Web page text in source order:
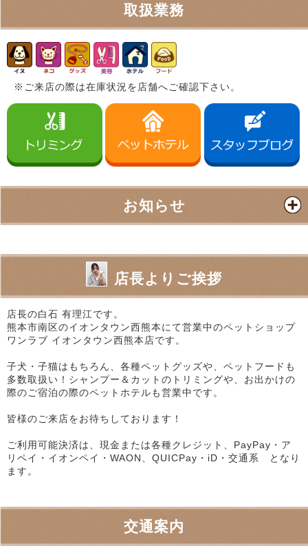
取扱業務
※ご来店の際は在庫状況を店舗へご確認下さい。
お知らせ
店長よりご挨拶
店長の白石 有理江です。
熊本市南区のイオンタウン西熊本にて営業中のペットショップ
ワンラブ イオンタウン西熊本店です。
子犬・子猫はもちろん、各種ペットグッズや、ペットフードも
多数取扱い！シャンプー＆カットのトリミングや、お出かけの
際のご宿泊の際のペットホテルも営業中です。
皆様のご来店をお待ちしております！
ご利用可能決済は、現金または各種クレジット、PayPay・ア
リペイ・イオンペイ・WAON、QUICPay・iD・交通系 となり
ます。
交通案内